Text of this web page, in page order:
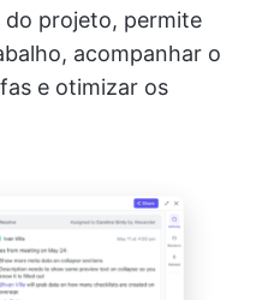
do projeto, permite
acompanhar o
e otimizar os